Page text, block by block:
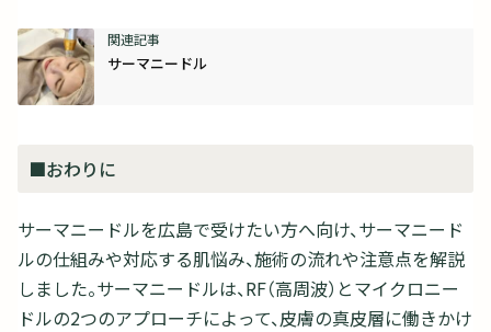
サーマニードル
■おわりに
サーマニードルを広島で受けたい方へ向け、サーマニード
ルの仕組みや対応する肌悩み、施術の流れや注意点を解説
しました。サーマニードルは、RF（高周波）とマイクロニー
ドルの2つのアプローチによって、皮膚の真皮層に働きかけ